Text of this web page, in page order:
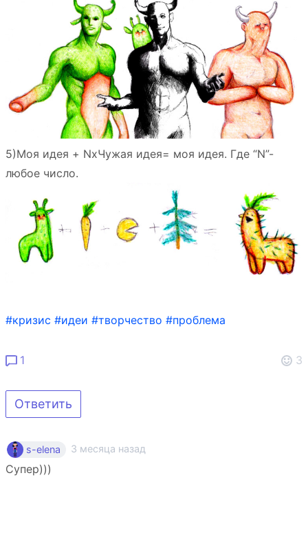
5)Моя идея + NхЧужая идея= моя идея. Где “N”-
любое число.
#кризис #идеи #творчество #проблема
1 3
Ответить
s-elena 3 месяца назад
Супер)))